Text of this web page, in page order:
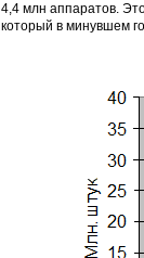
4,4 млн аппаратов.
который в минувшем